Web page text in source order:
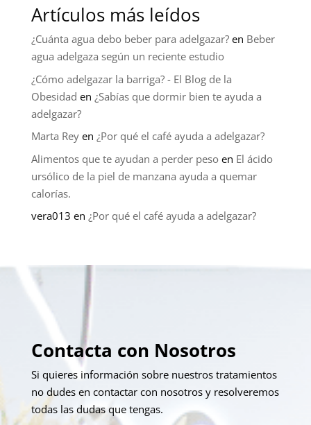
Artículos más leídos
¿Cuánta agua debo beber para adelgazar?en Beber
agua adelgaza según un reciente estudio
¿Cómo adelgazar la barriga? - El Blog de la
Obesidad en ¿Sabías que dormir bien te ayuda a
adelgazar?
Marta Reyen ¿Por qué el café ayuda a adelgazar?
Alimentos que te ayudan a perder pesoen El ácido
ursólico de la piel de manzana ayuda a quemar
calorías.
vera013 en ¿Por qué el café ayuda a adelgazar?
Contacta con Nosotros
Si quieres información sobre nuestros tratamientos
no dudes en contactar con nosotros y resolveremos
todas las dudas que tengas.